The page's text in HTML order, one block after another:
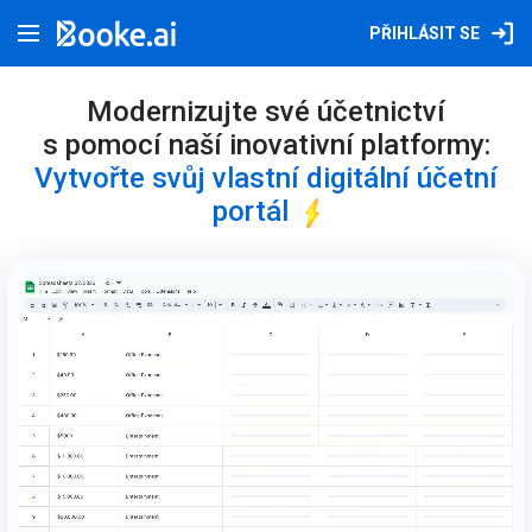
PŘIHLÁSIT SE
Modernizujte své účetnictví
s pomocí naší inovativní platformy:
Vytvořte svůj vlastní digitální účetní
portál